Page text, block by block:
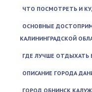
ЧТО ПОСМОТРЕТЬ И
ОСНОВНЫЕ
КАЛИНИНГРАДСКОЙ
ГДЕ ЛУЧШЕ ОТДЫХАТЬ
ОПИСАНИЕ ГОРОДА
ГОРОД ОБНИНСК